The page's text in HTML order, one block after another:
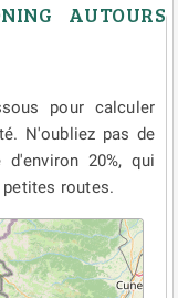
AUTOURS
pour calculer
N'oubliez pas de
20%, qui
routes.
carte...